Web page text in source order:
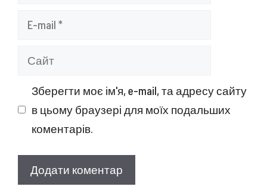
Сайт
Зберегти моє ім'я, e-mail, та адресу сайту
в цьому браузері для моїх подальших
коментарів.